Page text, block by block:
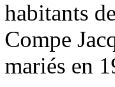
habitants
Compe
mariés en